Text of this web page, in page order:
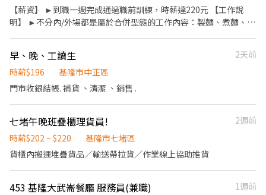
格，強調食品安全，顧客安心。不論是單獨一人、與家人一起、朋
友一起，皆可享受用餐的樂趣。
【薪資】 ►到職一週完成通過職前訓練，時薪達220元 【工作說
明】 ►不分內/外場都是屬於合併型態的工作內容：製麵、煮麵、製
薪 3. 提供優秀同仁績效獎金 4. 久任獎金 5. 生日禮卷 6. 滿年資享特
休假 7.福委會福利補助 ★★多項福利歡迎您加入我們★★
早、晚、工讀生
2天前
時薪$196
基隆市中正區
門市收銀結帳. 補貨 、清潔 、銷售 .
七堵午晚班疊櫃理貨員!
2週前
時薪$202 ~ $220
基隆市七堵區
貨櫃內搬運堆疊貨品／輸送帶拉貨／作業線上協助推貨
453 基隆大武崙餐廳 服務員(兼職)
1週前